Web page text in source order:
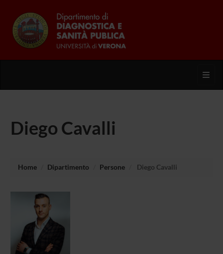
Diego Cavalli
Home Dipartimento Persone Diego Cavalli